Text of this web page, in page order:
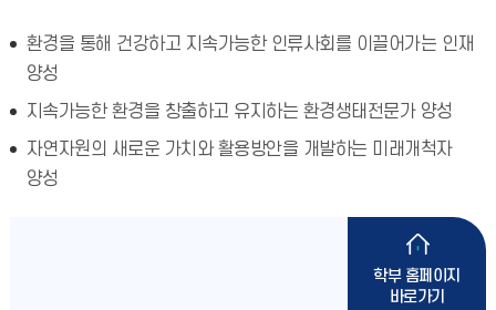
환경을 통해 건강하고 지속가능한 인류사회를 이끌어가는 인재
양성
지속가능한 환경을 창출하고 유지하는 환경생태전문가 양성
자연자원의 새로운 가치와 활용방안을 개발하는 미래개척자
양성
학부 홈페이지
바로가기